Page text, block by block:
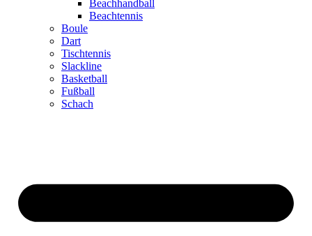
Beachhandball
Beachtennis
Boule
Dart
Tischtennis
Slackline
Basketball
Fußball
Schach